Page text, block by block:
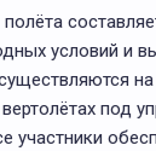
условий и
под
участники